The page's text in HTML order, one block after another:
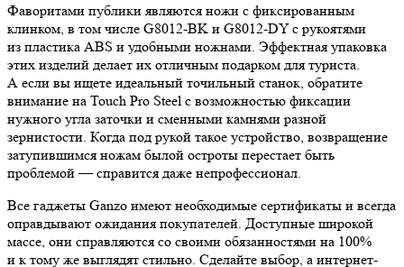
Фаворитами публики являются ножи с фиксированным
клинком, в том числе G8012-BK и G8012-DY с рукоятями
из пластика ABS и удобными ножнами. Эффектная упаковка
этих изделий делает их отличным подарком для туриста.
А если вы ищете идеальный точильный станок, обратите
внимание на Touch Pro Steel с возможностью фиксации
нужного угла заточки и сменными камнями разной
зернистости. Когда под рукой такое устройство, возвращение
затупившимся ножам былой остроты перестает быть
проблемой — справится даже непрофессионал.
Все гаджеты Ganzo имеют необходимые сертификаты и всегда
оправдывают ожидания покупателей. Доступные широкой
массе, они справляются со своими обязанностями на 100%
и к тому же выглядят стильно. Сделайте выбор, а интернет-